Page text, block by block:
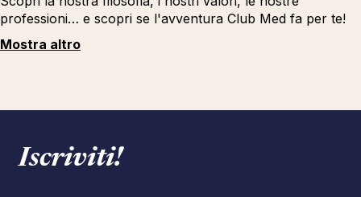
professioni… e scopri se l'avventura Club Med fa per te!
Mostra altro
Iscriviti!